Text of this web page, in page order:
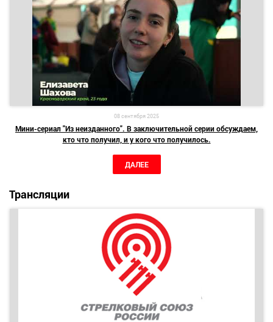
08 сентября 2025
Мини-сериал "Из неизданного". В заключительной серии обсуждаем,
кто что получил, и у кого что получилось.
ДАЛЕЕ
Трансляции